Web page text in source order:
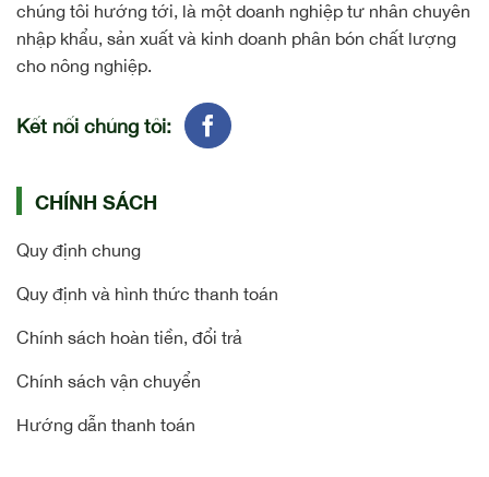
chúng tôi hướng tới, là một doanh nghiệp tư nhân chuyên
nhập khẩu, sản xuất và kinh doanh phân bón chất lượng
cho nông nghiệp.
Kết nối chúng tôi:
CHÍNH SÁCH
Quy định chung
Quy định và hình thức thanh toán
Chính sách hoàn tiền, đổi trả
Chính sách vận chuyển
Hướng dẫn thanh toán